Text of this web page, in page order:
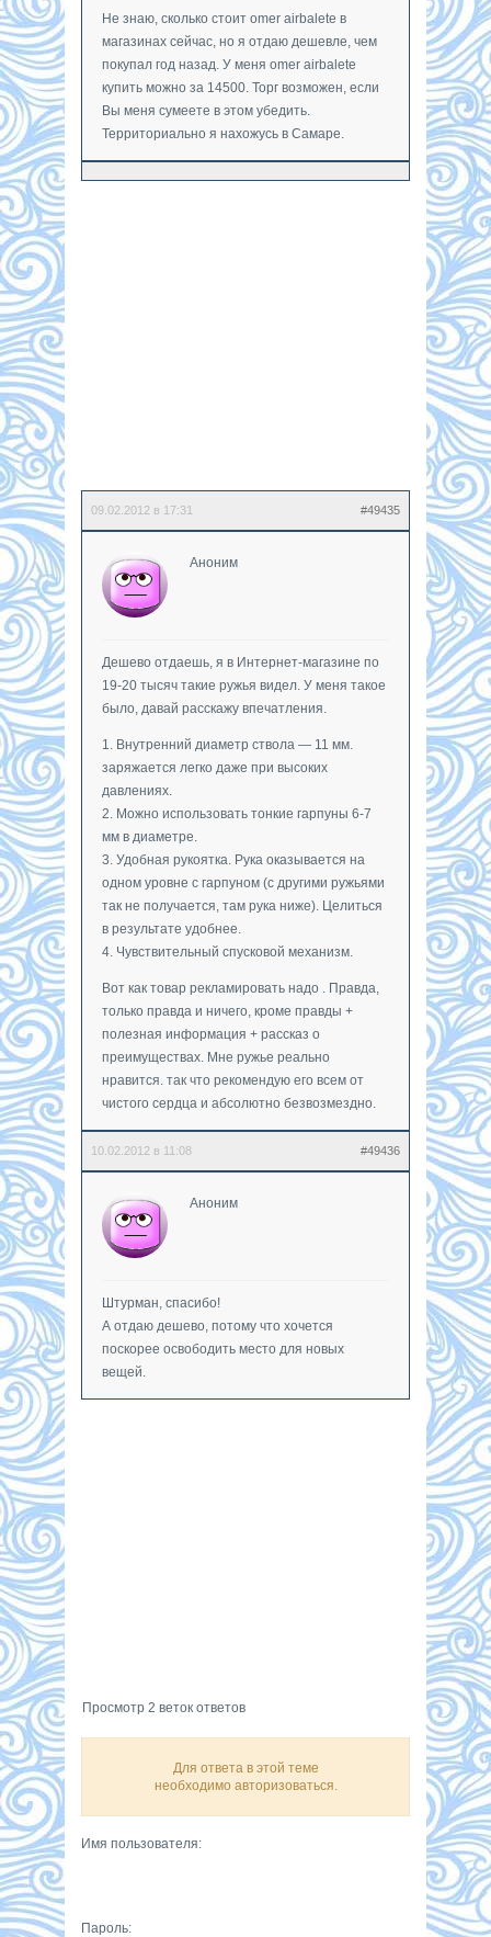
Не знаю, сколько стоит omer airbalete в
магазинах сейчас, но я отдаю дешевле, чем
покупал год назад. У меня omer airbalete
купить можно за 14500. Торг возможен, если
Вы меня сумеете в этом убедить.
Территориально я нахожусь в Самаре.
09.02.2012 в 17:31 #49435
Аноним
Дешево отдаешь, я в Интернет-магазине по
19-20 тысяч такие ружья видел. У меня такое
было, давай расскажу впечатления.
1. Внутренний диаметр ствола — 11 мм.
заряжается легко даже при высоких
давлениях.
2. Можно использовать тонкие гарпуны 6-7
мм в диаметре.
3. Удобная рукоятка. Рука оказывается на
одном уровне с гарпуном (с другими ружьями
так не получается, там рука ниже). Целиться
в результате удобнее.
4. Чувствительный спусковой механизм.
Вот как товар рекламировать надо . Правда,
только правда и ничего, кроме правды +
полезная информация + рассказ о
преимуществах. Мне ружье реально
нравится. так что рекомендую его всем от
чистого сердца и абсолютно безвозмездно.
10.02.2012 в 11:08 #49436
Аноним
Штурман, спасибо!
А отдаю дешево, потому что хочется
поскорее освободить место для новых
вещей.
Просмотр 2 веток ответов
Для ответа в этой теме
необходимо авторизоваться.
Имя пользователя:
Пароль: